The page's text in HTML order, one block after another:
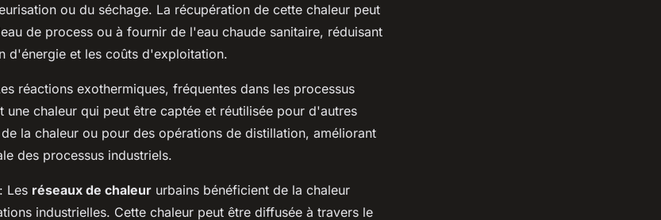
ou du séchage. La récupération de cette chaleur peut
de process ou à fournir de l'eau chaude sanitaire, réduisant
d'énergie et les coûts d'exploitation.
réactions exothermiques, fréquentes dans les processus
une chaleur qui peut être captée et réutilisée pour d'autres
la chaleur ou pour des opérations de distillation, améliorant
des processus industriels.
: Les réseaux de chaleur urbains bénéficient de la chaleur
industrielles. Cette chaleur peut être diffusée à travers le